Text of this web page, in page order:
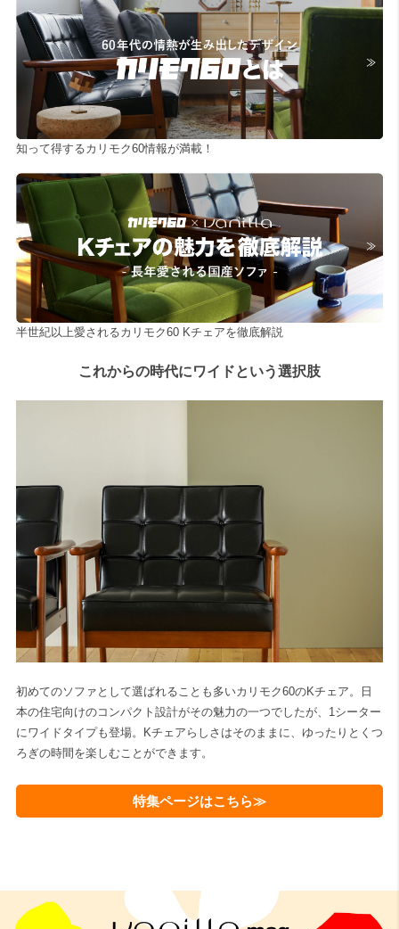
知って得するカリモク60情報が満載！
半世紀以上愛されるカリモク60 Kチェアを徹底解説
これからの時代にワイドという選択肢
初めてのソファとして選ばれることも多いカリモク60のKチェア。日
本の住宅向けのコンパクト設計がその魅力の一つでしたが、1シーター
にワイドタイプも登場。Kチェアらしさはそのままに、ゆったりとくつ
ろぎの時間を楽しむことができます。
特集ページはこちら≫